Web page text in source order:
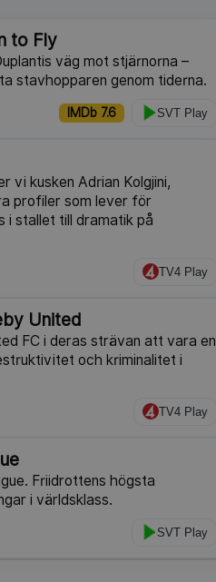
to Fly
väg mot stjärnorna –
stavhopparen genom tiderna.
IMDb 7.6 SVT Play
vi kusken Adrian Kolgjini,
profiler som lever för
i stallet till dramatik på
TV4 Play
United
FC i deras strävan att vara en
och kriminalitet i
TV4 Play
Friidrottens högsta
i världsklass.
SVT Play